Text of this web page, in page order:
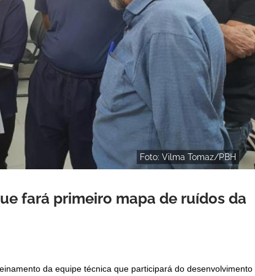
Foto: Vilma Tomaz/PBH
fará primeiro mapa de ruídos da
da equipe técnica que participará do desenvolvimento